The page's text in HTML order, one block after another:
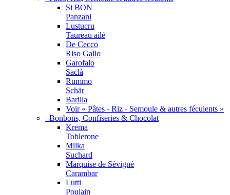
Si BON
Panzani
Lustucru
Taureau ailé
De Cecco
Riso Gallo
Garofalo
Saclà
Rummo
Schär
Barilla
Voir « Pâtes - Riz - Semoule & autres féculents »
Bonbons, Confiseries & Chocolat
Krema
Toblerone
Milka
Suchard
Marquise de Sévigné
Carambar
Lutti
Poulain